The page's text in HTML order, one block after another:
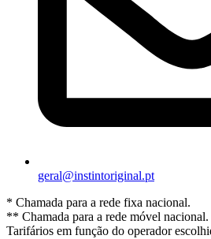
geral@instintoriginal.pt
* Chamada para a rede fixa nacional.
** Chamada para a rede móvel nacional.
Tarifários em função do operador